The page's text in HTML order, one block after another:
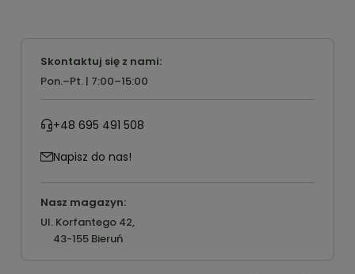
Skontaktuj się z nami:
Pon.–Pt. | 7:00–15:00
+48 695 491 508
Napisz do nas!
Nasz magazyn:
Ul. Korfantego 42,
43-155 Bieruń